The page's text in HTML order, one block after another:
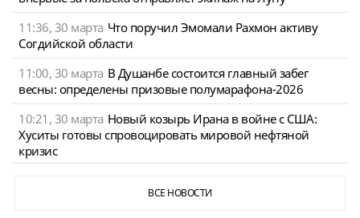
11:36, 30 марта Что поручил Эмомали Рахмон активу
Согдийской области
11:00, 30 марта В Душанбе состоится главный забег
весны: определены призовые полумарафона-2026
10:21, 30 марта Новый козырь Ирана в войне с США:
Хуситы готовы спровоцировать мировой нефтяной
кризис
ВСЕ НОВОСТИ